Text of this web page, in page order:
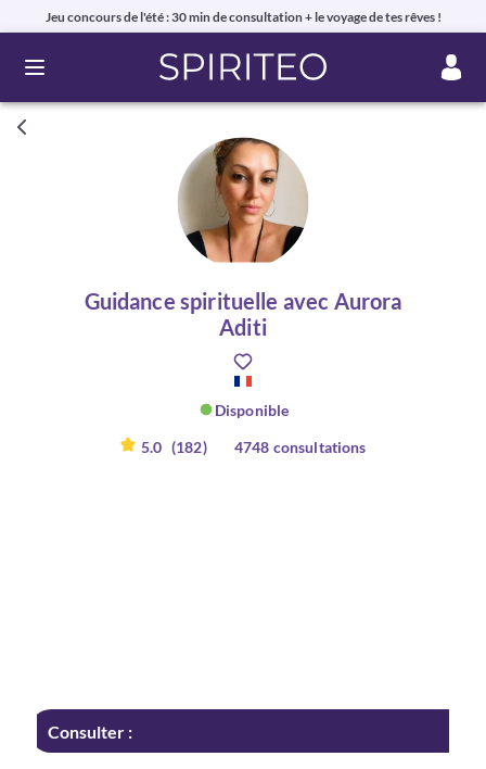
Jeu concours de l'été : 30 min de consultation + le voyage de tes rêves !
Ouvrir le menu
Guidance spirituelle avec Aurora
Aditi
Disponible
5.0 (182) 4748 consultations
Consulter :